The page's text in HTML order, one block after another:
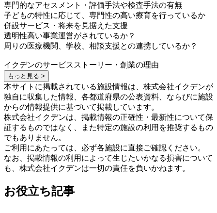
専門的なアセスメント・評価手法や検査手法の有無
子どもの特性に応じて、専門性の高い療育を行っているか
併設サービス・将来を見据えた支援
透明性高い事業運営がされているか？
周りの医療機関、学校、相談支援との連携しているか？
イクデンのサービスストーリー・創業の理由
もっと見る >
本サイトに掲載されている施設情報は、株式会社イクデンが
独自に収集した情報、各都道府県の公表資料、ならびに施設
からの情報提供に基づいて掲載しています。
株式会社イクデンは、掲載情報の正確性・最新性について保
証するものではなく、また特定の施設の利用を推奨するもの
でもありません。
ご利用にあたっては、必ず各施設に直接ご確認ください。
なお、掲載情報の利用によって生じたいかなる損害について
も、株式会社イクデンは一切の責任を負いかねます。
お役立ち記事